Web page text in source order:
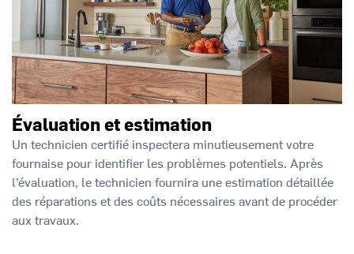
Évaluation et estimation
Un technicien certifié inspectera minutieusement votre
fournaise pour identifier les problèmes potentiels. Après
l’évaluation, le technicien fournira une estimation détaillée
des réparations et des coûts nécessaires avant de procéder
aux travaux.